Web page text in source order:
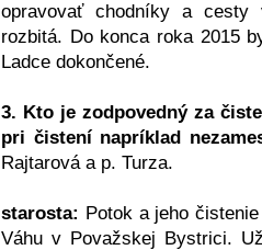
opravovať chodníky a
rozbitá. Do konca roka 2015
Ladce dokončené.
3. Kto je zodpovedný za
pri čistení napríklad
Rajtarová a p. Turza.
starosta: Potok a jeho
Váhu v Považskej Bystrici.